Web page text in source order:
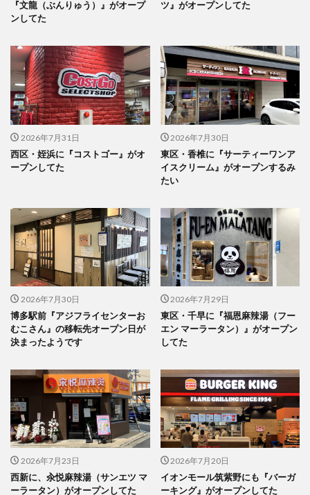
『文龍（ぶんりゅう）』がオープ
ンしてた
ツ』がオープンしてた
2026年7月31日
西区・姪浜に『コストゴー』がオ
ープンしてた
2026年7月30日
東区・香椎に『サーティーワンア
イスクリーム』がオープンするみ
たい
2026年7月30日
博多駅前『アジフライセンターお
むこさん』の移転先オープン日が
決まったようです
2026年7月29日
東区・千早に『福恩麻辣湯（フー
エン マーラータン）』がオープン
してた
2026年7月23日
西新に、汆悦麻辣湯（サンエツ マ
ーラータン）がオープンしてた
2026年7月20日
イオンモール筑紫野にも『バーガ
ーキング』がオープンしてた